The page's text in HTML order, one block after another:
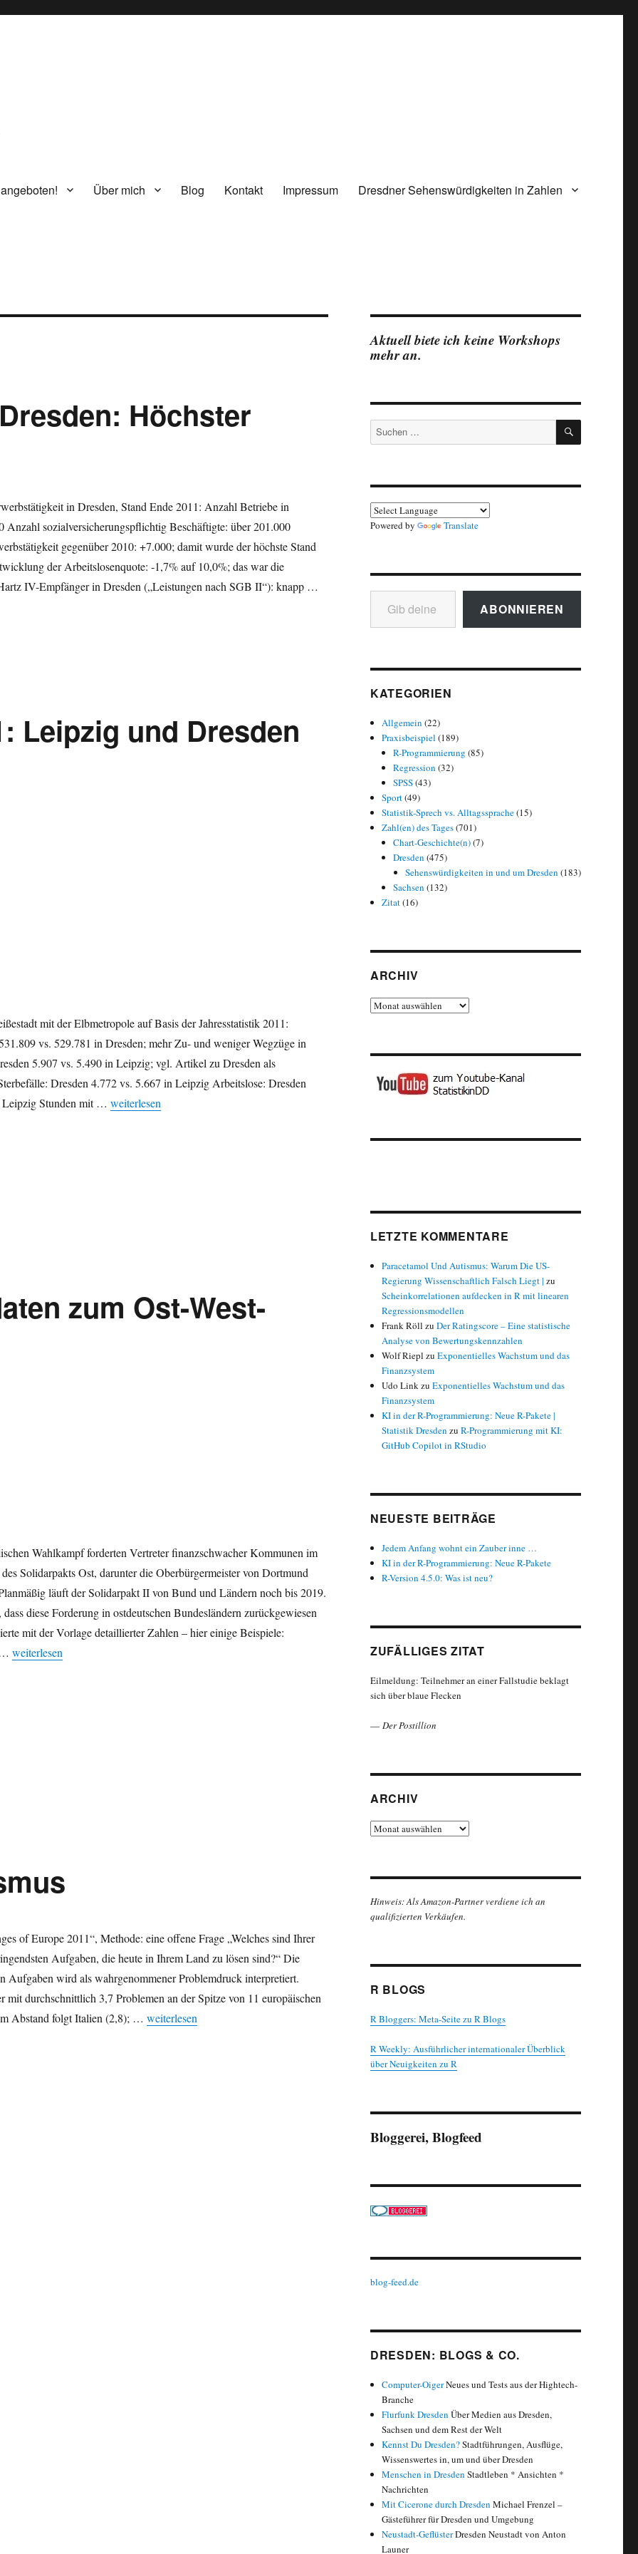
Über mich Blog Kontakt Impressum
Dresdner Sehenswürdigkeiten in Zahlen
Höchster
in Dresden, Stand Ende 2011: Anzahl Betriebe in
Anzahl sozialversicherungspflichtig Beschäftigte: über 201.000
gegenüber 2010: +7.000; damit wurde der höchste Stand
der Arbeitslosenquote: -1,7% auf 10,0%; das war die
IV-Empfänger in Dresden („Leistungen nach SGB II“): knapp …
Höchster Stand seit 1991“
Leipzig und Dresden
mit der Elbmetropole auf Basis der Jahresstatistik 2011:
vs. 529.781 in Dresden; mehr Zu- und weniger Wegzüge in
5.907 vs. 5.490 in Leipzig; vgl. Artikel zu Dresden als
Dresden 4.772 vs. 5.667 in Leipzig Arbeitslose: Dresden
Stunden mit … „Jahresstatistik 2011: Leipzig und Dresden im Vergleich“
weiterlesen
zum Ost-West-
Wahlkampf forderten Vertreter finanzschwacher Kommunen im
Solidarpakts Ost, darunter die Oberbürgermeister von Dortmund
läuft der Solidarpakt II von Bund und Ländern noch bis 2019.
diese Forderung in ostdeutschen Bundesländern zurückgewiesen
mit der Vorlage detaillierter Zahlen – hier einige Beispiele:
„Einige Wirtschaftsdaten zum Ost-West-Vergleich“
weiterlesen
of Europe 2011“, Methode: eine offene Frage „Welches sind Ihrer
Aufgaben, die heute in Ihrem Land zu lösen sind?“ Die
Aufgaben wird als wahrgenommener Problemdruck interpretiert.
mit durchschnittlich 3,7 Problemen an der Spitze von 11 europäischen
Abstand folgt Italien (2,8); … „Deutscher Pessimismus“
weiterlesen
Aktuell biete ich keine Workshops
mehr an.
Suchen
nach:
SUCHEN
Powered by Translate
Gib deine E-Mail-Adresse ein ...
ABONNIEREN
KATEGORIEN
Allgemein (22)
Praxisbeispiel (189)
R-Programmierung (85)
Regression (32)
SPSS(43)
Sport(49)
Statistik-Sprech vs. Alltagssprache(15)
Zahl(en) des Tages(701)
Chart-Geschichte(n)(7)
Dresden (475)
Sehenswürdigkeiten in und um Dresden (183)
Sachsen (132)
Zitat(16)
ARCHIV
Archiv
LETZTE KOMMENTARE
Paracetamol Und Autismus: Warum Die US-
Regierung Wissenschaftlich Falsch Liegt | zu
Scheinkorrelationen aufdecken in R mit linearen
Regressionsmodellen
Frank Röll zuDer Ratingscore – Eine statistische
Analyse von Bewertungskennzahlen
Wolf Riepl zuExponentielles Wachstum und das
Finanzsystem
Udo LinkzuExponentielles Wachstum und das
Finanzsystem
KI in der R-Programmierung: Neue R-Pakete |
Statistik Dresden zuR-Programmierung mit KI:
GitHub Copilot in RStudio
NEUESTE BEITRÄGE
Jedem Anfang wohnt ein Zauber inne …
KI in der R-Programmierung: Neue R-Pakete
R-Version 4.5.0: Was ist neu?
ZUFÄLLIGES ZITAT
Eilmeldung: Teilnehmer an einer Fallstudie beklagt
sich über blaue Flecken
— Der Postillion
ARCHIV
Archiv
Hinweis: Als Amazon-Partner verdiene ich an
qualifizierten Verkäufen.
R BLOGS
R Bloggers: Meta-Seite zu R Blogs
R Weekly: Ausführlicher internationaler Überblick
über Neuigkeiten zu R
Bloggerei, Blogfeed
blog-feed.de
DRESDEN: BLOGS & CO.
Computer-OigerNeues und Tests aus der Hightech-
Branche
Flurfunk Dresden Über Medien aus Dresden,
Sachsen und dem Rest der Welt
Kennst Du Dresden?Stadtführungen, Ausflüge,
Wissenswertes in, um und über Dresden
Menschen in Dresden Stadtleben * Ansichten *
Nachrichten
Mit Cicerone durch Dresden Michael Frenzel –
Gästeführer für Dresden und Umgebung
Neustadt-GeflüsterDresden Neustadt von Anton
Launer